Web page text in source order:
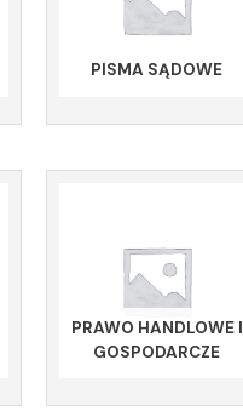
PISMA SĄDOWE
PRAWO HANDLOWE I
GOSPODARCZE